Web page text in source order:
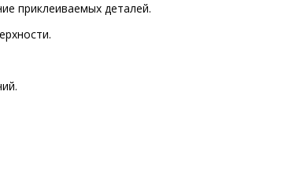
приклеиваемых деталей.